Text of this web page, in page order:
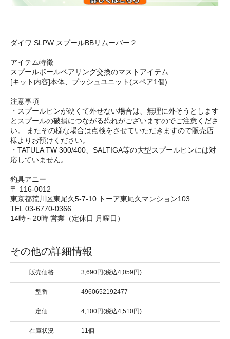
ダイワ SLPW スプールBBリムーバー２
アイテム特徴
スプールボールベアリング交換のマストアイテム
[キット内容]本体、プッシュユニット(スペア1個)
注意事項
・スプールピンが硬くて外せない場合は、無理に外そうとします
とスプールの破損につながる恐れがございますのでご注意くださ
い。 またその様な場合は点検をさせていただきますので販売店
様よりお預けください。
・TATULA TW 300/400、SALTIGA等の大型スプールピンには対
応していません。
釣具アニー
〒 116-0012
東京都荒川区東尾久5-7-10 トーア東尾久マンション103
TEL 03-6770-0366
14時～20時 営業（定休日 月曜日）
その他の詳細情報
販売価格 3,690円(税込4,059円)
型番 4960652192477
定価 4,100円(税込4,510円)
在庫状況 11個